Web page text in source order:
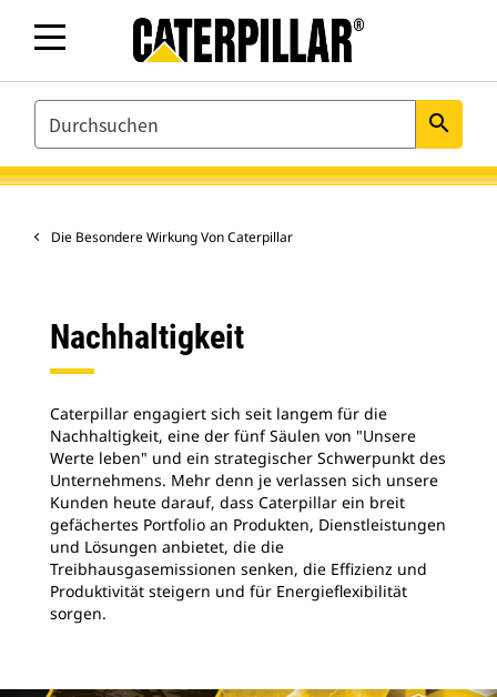
SEARCH search
Die Besondere Wirkung Von Caterpillar
Nachhaltigkeit
Caterpillar engagiert sich seit langem für die
Nachhaltigkeit, eine der fünf Säulen von "Unsere
Werte leben" und ein strategischer Schwerpunkt des
Unternehmens. Mehr denn je verlassen sich unsere
Kunden heute darauf, dass Caterpillar ein breit
gefächertes Portfolio an Produkten, Dienstleistungen
und Lösungen anbietet, die die
Treibhausgasemissionen senken, die Effizienz und
Produktivität steigern und für Energieflexibilität
sorgen.